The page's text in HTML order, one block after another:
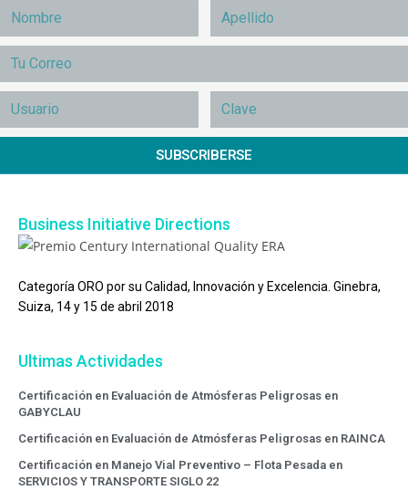
SUBSCRIBERSE
Business Initiative Directions
Categoría ORO por su Calidad, Innovación y Excelencia. Ginebra,
Suiza, 14 y 15 de abril 2018
Ultimas Actividades
Certificación en Evaluación de Atmósferas Peligrosas en
GABYCLAU
Certificación en Evaluación de Atmósferas Peligrosas en RAINCA
Certificación en Manejo Vial Preventivo – Flota Pesada en
SERVICIOS Y TRANSPORTE SIGLO 22